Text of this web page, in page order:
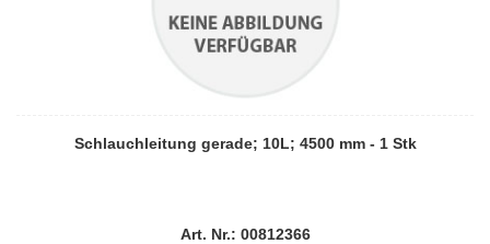
Schlauchleitung gerade; 10L; 4500 mm - 1 Stk
Art. Nr.: 00812366